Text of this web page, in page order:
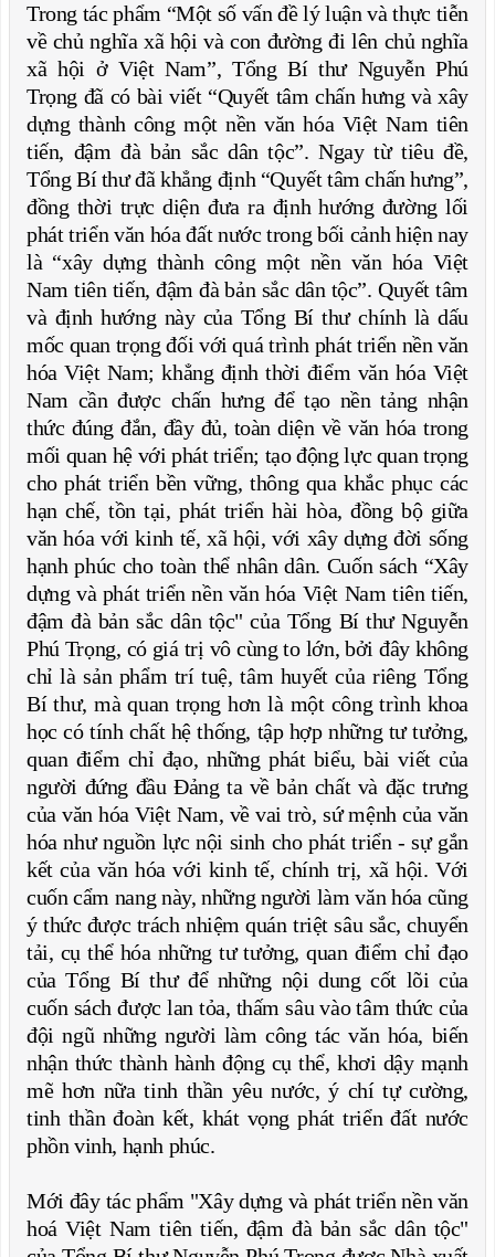
Trong tác phẩm “Một số vấn đề lý luận và thực tiễn
về chủ nghĩa xã hội và con đường đi lên chủ nghĩa
xã hội ở Việt Nam”, Tổng Bí thư Nguyễn Phú
Trọng đã có bài viết “Quyết tâm chấn hưng và xây
dựng thành công một nền văn hóa Việt Nam tiên
tiến, đậm đà bản sắc dân tộc”. Ngay từ tiêu đề,
Tổng Bí thư đã khẳng định “Quyết tâm chấn hưng”,
đồng thời trực diện đưa ra định hướng đường lối
phát triển văn hóa đất nước trong bối cảnh hiện nay
là “xây dựng thành công một nền văn hóa Việt
Nam tiên tiến, đậm đà bản sắc dân tộc”. Quyết tâm
và định hướng này của Tổng Bí thư chính là dấu
mốc quan trọng đối với quá trình phát triển nền văn
hóa Việt Nam; khẳng định thời điểm văn hóa Việt
Nam cần được chấn hưng để tạo nền tảng nhận
thức đúng đắn, đầy đủ, toàn diện về văn hóa trong
mối quan hệ với phát triển; tạo động lực quan trọng
cho phát triển bền vững, thông qua khắc phục các
hạn chế, tồn tại, phát triển hài hòa, đồng bộ giữa
văn hóa với kinh tế, xã hội, với xây dựng đời sống
hạnh phúc cho toàn thể nhân dân. Cuốn sách “Xây
dựng và phát triển nền văn hóa Việt Nam tiên tiến,
đậm đà bản sắc dân tộc" của Tổng Bí thư Nguyễn
Phú Trọng, có giá trị vô cùng to lớn, bởi đây không
chỉ là sản phẩm trí tuệ, tâm huyết của riêng Tổng
Bí thư, mà quan trọng hơn là một công trình khoa
học có tính chất hệ thống, tập hợp những tư tưởng,
quan điểm chỉ đạo, những phát biểu, bài viết của
người đứng đầu Đảng ta về bản chất và đặc trưng
của văn hóa Việt Nam, về vai trò, sứ mệnh của văn
hóa như nguồn lực nội sinh cho phát triển - sự gắn
kết của văn hóa với kinh tế, chính trị, xã hội. Với
cuốn cẩm nang này, những người làm văn hóa cũng
ý thức được trách nhiệm quán triệt sâu sắc, chuyển
tải, cụ thể hóa những tư tưởng, quan điểm chỉ đạo
của Tổng Bí thư để những nội dung cốt lõi của
cuốn sách được lan tỏa, thấm sâu vào tâm thức của
đội ngũ những người làm công tác văn hóa, biến
nhận thức thành hành động cụ thể, khơi dậy mạnh
mẽ hơn nữa tinh thần yêu nước, ý chí tự cường,
tinh thần đoàn kết, khát vọng phát triển đất nước
phồn vinh, hạnh phúc.
Mới đây tác phẩm "Xây dựng và phát triển nền văn
hoá Việt Nam tiên tiến, đậm đà bản sắc dân tộc"